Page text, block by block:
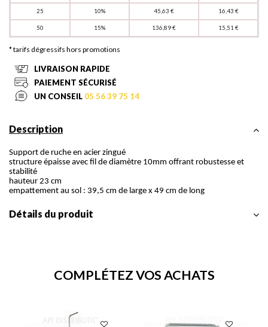
25 10% 45,63 € 16,43 €
50 15% 136,89 € 15,51 €
* tarifs dégressifs hors promotions
LIVRAISON RAPIDE
PAIEMENT SÉCURISÉ
UN CONSEIL 05 56 39 75 14
Description
Support de ruche en acier zingué
structure épaisse avec fil de diamètre 10mm offrant robustesse et
stabilité
hauteur 23 cm
empattement au sol : 39,5 cm de large x 49 cm de long
Détails du produit
COMPLÉTEZ VOS ACHATS